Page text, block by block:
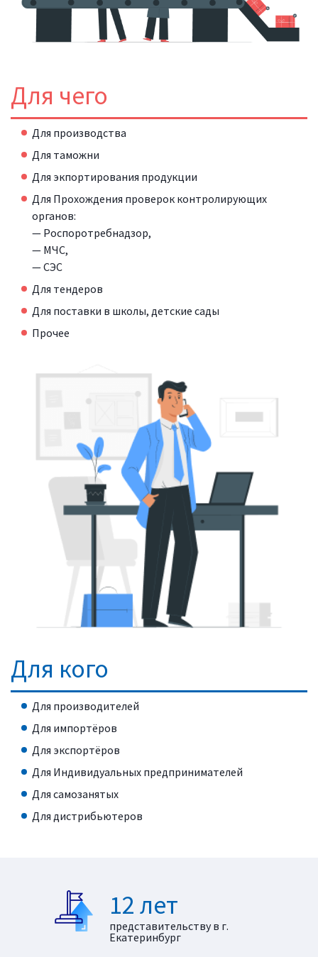
Для чего
Для производства
Для таможни
Для экпортирования продукции
Для Прохождения проверок контролирующих
органов:
— Роспоротребнадзор,
— МЧС,
— СЭС
Для тендеров
Для поставки в школы, детские сады
Прочее
Для кого
Для производителей
Для импортёров
Для экспортёров
Для Индивидуальных предпринимателей
Для самозанятых
Для дистрибьютеров
12 лет
представительству в г.
Екатеринбург